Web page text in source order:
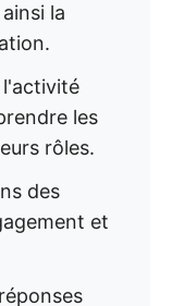
la
l'activité
les
rôles.
des
et